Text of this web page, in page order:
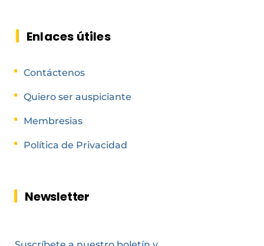
Enlaces útiles
Contáctenos
Quiero ser auspiciante
Membresias
Política de Privacidad
Newsletter